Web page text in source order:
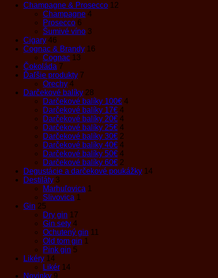
Champagne & Prosecco 12
Champagne 4
Prosecco 6
Šumivé víno 3
Cigary 46
Cognac & Brandy 16
Cognac 13
Čokoláda 7
Ďaľšie produkty 7
Orechy 4
Darčekové balíky 28
Darčekové balíky 100€ 4
Darčekové balíky 17€ 4
Darčekové balíky 20€ 4
Darčekové balíky 25€ 4
Darčekové balíky 30€ 2
Darčekové balíky 40€ 4
Darčekové balíky 50€ 4
Darčekové balíky 60€ 2
Degustácie a darčekové poukážky 14
Destiláty 3
Marhuľovica 1
Slivovica 1
Gin 25
Dry gin 17
Gin sety 4
Ochutený gin 11
Old tom gin 1
Pink gin 5
Likéry 14
Likér 14
Novinky 9